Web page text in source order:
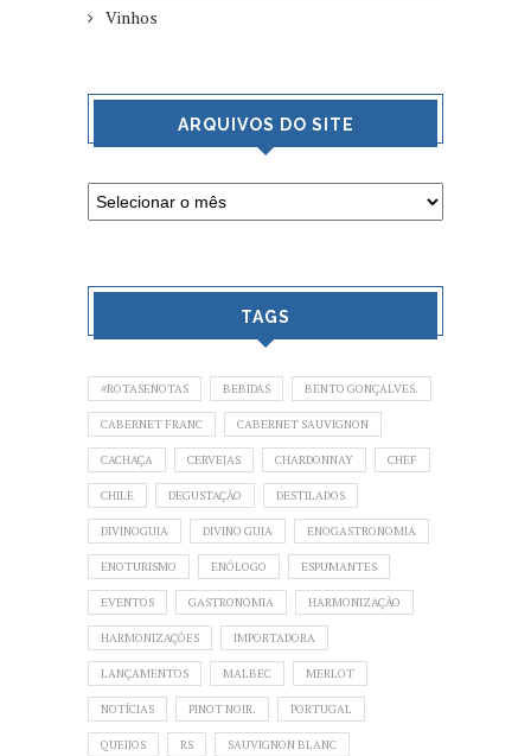
Vinhos
ARQUIVOS DO SITE
TAGS
#ROTASENOTAS BEBIDAS BENTO GONÇALVES.
CABERNET FRANC CABERNET SAUVIGNON
CACHAÇA CERVEJAS CHARDONNAY CHEF
CHILE DEGUSTAÇÃO DESTILADOS
DIVINOGUIA DIVINO GUIA ENOGASTRONOMIA
ENOTURISMO ENÓLOGO ESPUMANTES
EVENTOS GASTRONOMIA HARMONIZAÇÃO
HARMONIZAÇÕES IMPORTADORA
LANÇAMENTOS MALBEC MERLOT
NOTÍCIAS PINOT NOIR. PORTUGAL
QUEIJOS RS SAUVIGNON BLANC